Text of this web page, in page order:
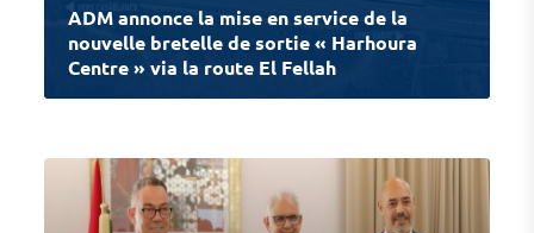
ADM annonce la mise en service de la
nouvelle bretelle de sortie « Harhoura
Centre » via la route El Fellah